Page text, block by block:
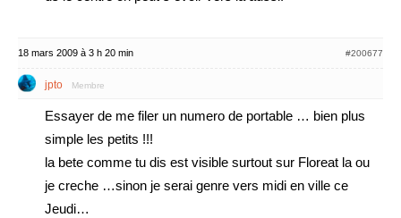
18 mars 2009 à 3 h 20 min #200677
jpto Membre
Essayer de me filer un numero de portable … bien plus
simple les petits !!!
la bete comme tu dis est visible surtout sur Floreat la ou
je creche …sinon je serai genre vers midi en ville ce
Jeudi…